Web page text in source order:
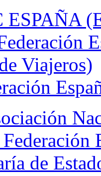
ESPAÑA
Viajeros)
de